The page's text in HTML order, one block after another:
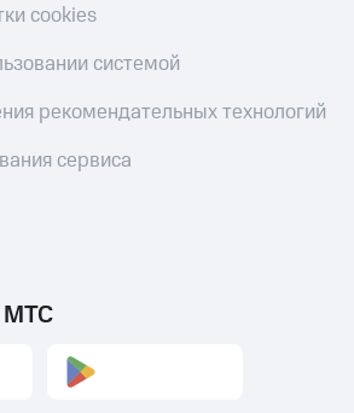
cookies
системой
рекомендательных технологий
сервиса
МТС